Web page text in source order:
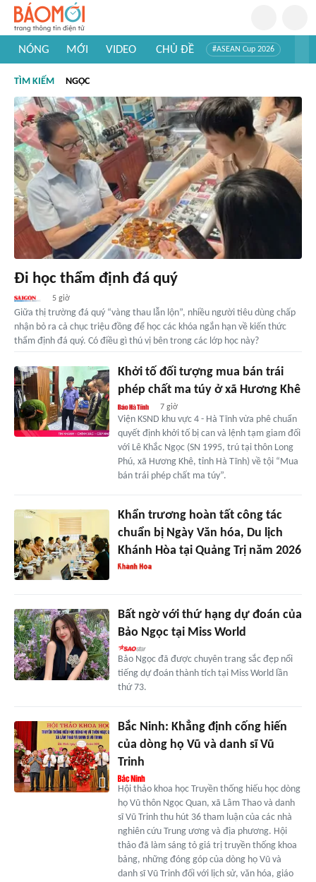
NÓNG MỚI VIDEO CHỦ ĐỀ #ASEAN Cup 2026
#Khám phá thế giới
TÌM KIẾM NGỌC
Đi học thẩm định đá quý
5 giờ
Giữa thị trường đá quý “vàng thau lẫn lộn”, nhiều người tiêu dùng chấp
nhận bỏ ra cả chục triệu đồng để học các khóa ngắn hạn về kiến thức
thẩm định đá quý. Có điều gì thú vị bên trong các lớp học này?
Khởi tố đối tượng mua bán trái
phép chất ma túy ở xã Hương Khê
7 giờ
Viện KSND khu vực 4 - Hà Tĩnh vừa phê chuẩn
quyết định khởi tố bị can và lệnh tạm giam đối
với Lê Khắc Ngọc (SN 1995, trú tại thôn Long
Phú, xã Hương Khê, tỉnh Hà Tĩnh) về tội “Mua
bán trái phép chất ma túy”.
Khẩn trương hoàn tất công tác
chuẩn bị Ngày Văn hóa, Du lịch
Khánh Hòa tại Quảng Trị năm 2026
Bất ngờ với thứ hạng dự đoán của
Bảo Ngọc tại Miss World
Bảo Ngọc đã được chuyên trang sắc đẹp nổi
tiếng dự đoán thành tích tại Miss World lần
thứ 73.
Bắc Ninh: Khẳng định cống hiến
của dòng họ Vũ và danh sĩ Vũ
Trinh
Hội thảo khoa học Truyền thống hiếu học dòng
họ Vũ thôn Ngọc Quan, xã Lâm Thao và danh
sĩ Vũ Trinh thu hút 36 tham luận của các nhà
nghiên cứu Trung ương và địa phương. Hội
thảo đã làm sáng tỏ giá trị truyền thống khoa
bảng, những đóng góp của dòng họ Vũ và
danh sĩ Vũ Trinh đối với lịch sử, văn hóa, giáo